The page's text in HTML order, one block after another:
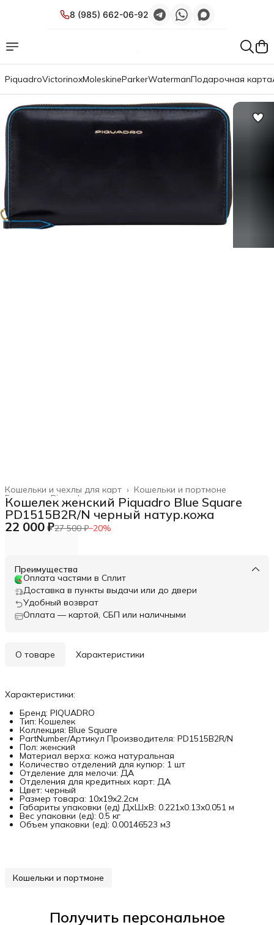
8 (985) 662-06-92
PiquadroVictorinoxMoleskineParkerWatermanПодарочная карта
Кошельки и портмоне
Кошельки и чехлы для карт ›
Piquadro ›
Главная ›
Кошелек женский Piquadro Blue Square
PD1515B2R/N черный натур.кожа
22 000 ₽27 500 ₽−20%
Преимущества
Оплата частями в Сплит
Доставка в пункты выдачи или до двери
Удобный возврат
Оплата — картой, СБП или наличными
О товаре Характеристики
Характеристики:
Бренд: PIQUADRO
Тип: Кошелек
Коллекция: Blue Square
PartNumber/Артикул Производителя: PD1515B2R/N
Пол: женский
Материал верха: кожа натуральная
Количество отделений для купюр: 1 шт
Отделение для мелочи: ДА
Отделения для кредитных карт: ДА
Цвет: черный
Размер товара: 10x19x2.2см
Габариты упаковки (ед) ДхШхВ: 0.221x0.13x0.051 м
Вес упаковки (ед): 0.5 кг
Объем упаковки (ед): 0.00146523 м3
Кошельки и портмоне
Получить персональное